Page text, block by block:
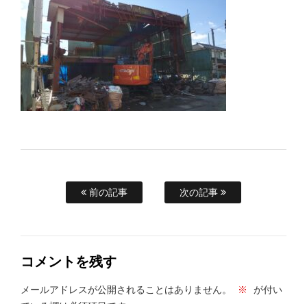
前の記事 次の記事
コメントを残す
メールアドレスが公開されることはありません。 ※
が付い